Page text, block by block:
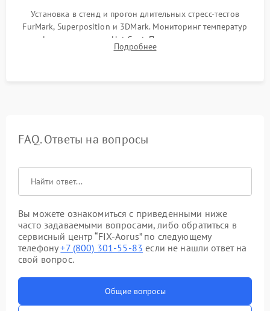
Установка в стенд и прогон длительных стресс-тестов
FurMark, Superposition и 3DMark. Мониторинг температур
графического чипа и Hot Spot. Проверка на отсутствие
артефактов изображения, вылетов драйвера и зависаний.
Подробнее
FAQ. Ответы на вопросы
Вы можете ознакомиться с приведенными ниже
часто задаваемыми вопросами, либо обратиться в
сервисный центр “FIX-Aorus” по следующему
телефону+7 (800) 301-55-83 если не нашли ответ на
свой вопрос.
Общие вопросы